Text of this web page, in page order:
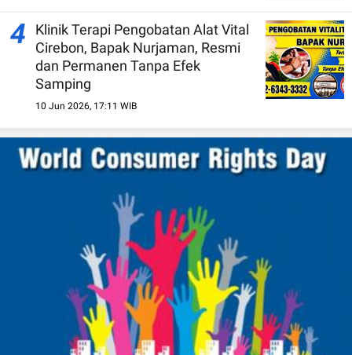
4
Klinik Terapi Pengobatan Alat Vital
Cirebon, Bapak Nurjaman, Resmi
dan Permanen Tanpa Efek
Samping
10 Jun 2026, 17:11 WIB